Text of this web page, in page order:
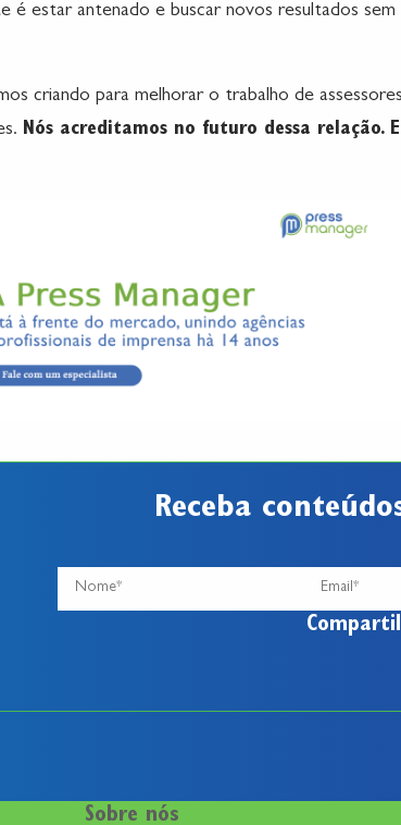
é estar antenado e buscar novos resultados sem
criando para melhorar o trabalho de assessores
Nós acreditamos no futuro dessa relação. E
Receba
Sobre nós